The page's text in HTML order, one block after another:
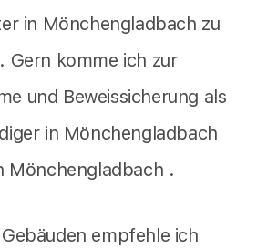
in Mönchengladbach zu
Gern komme ich zur
und Beweissicherung als
in Mönchengladbach
Mönchengladbach .
empfehle ich